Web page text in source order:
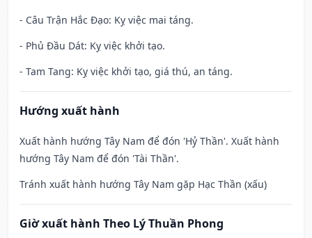
- Câu Trận Hắc Đạo: Kỵ việc mai táng.
- Phủ Đầu Dát: Kỵ việc khởi tạo.
- Tam Tang: Kỵ việc khởi tạo, giá thú, an táng.
Hướng xuất hành
Xuất hành hướng Tây Nam để đón 'Hỷ Thần'. Xuất hành
hướng Tây Nam để đón 'Tài Thần'.
Tránh xuất hành hướng Tây Nam gặp Hạc Thần (xấu)
Giờ xuất hành Theo Lý Thuần Phong